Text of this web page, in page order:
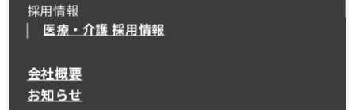
採用情報
医療・介護 採用情報
会社概要
お知らせ